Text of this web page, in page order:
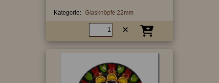
Kategorie: Glasknöpfe 22mm